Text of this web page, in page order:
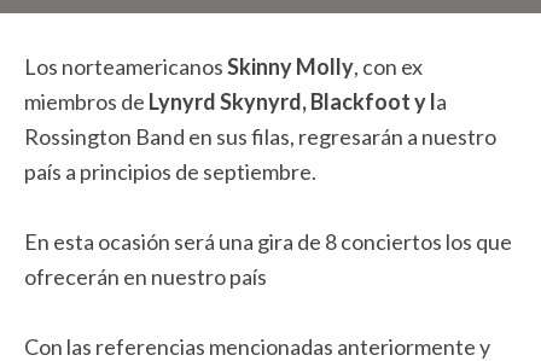
Los norteamericanosSkinny Molly, con ex
miembros de Lynyrd Skynyrd, Blackfoot y la
Rossington Band en sus filas, regresarán a nuestro
país a principios de septiembre.
En esta ocasión será una gira de 8 conciertos los que
ofrecerán en nuestro país
Con las referencias mencionadas anteriormente y